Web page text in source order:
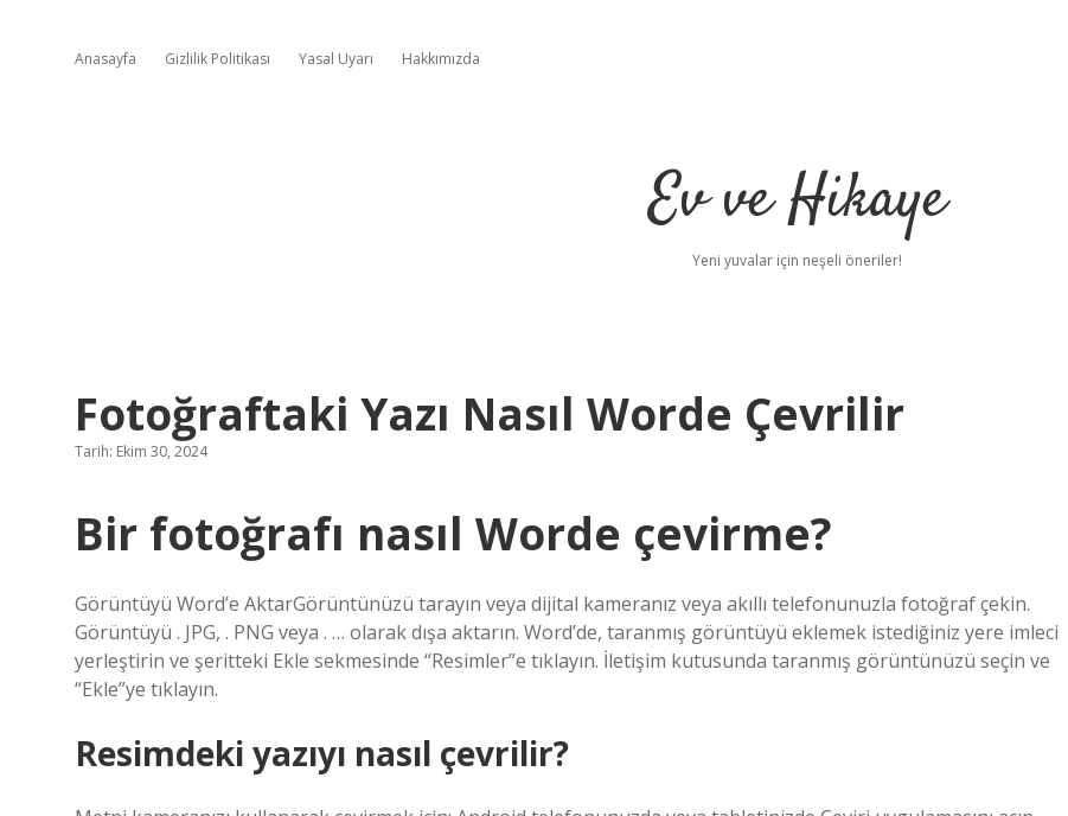
Anasayfa Gizlilik Politikası Yasal Uyarı Hakkımızda
Ev ve Hikaye
Yeni yuvalar için neşeli öneriler!
Fotoğraftaki Yazı Nasıl Worde Çevrilir
Tarih: Ekim 30, 2024
Bir fotoğrafı nasıl Worde çevirme?
Görüntüyü Word’e AktarGörüntünüzü tarayın veya dijital kameranız veya akıllı telefonunuzla fotoğraf çekin.
Görüntüyü . JPG, . PNG veya . … olarak dışa aktarın. Word’de, taranmış görüntüyü eklemek istediğiniz yere imleci
yerleştirin ve şeritteki Ekle sekmesinde “Resimler”e tıklayın. İletişim kutusunda taranmış görüntünüzü seçin ve
“Ekle”ye tıklayın.
Resimdeki yazıyı nasıl çevrilir?